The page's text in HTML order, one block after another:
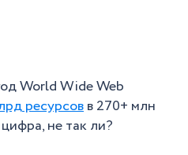
World Wide Web
ресурсовв 270+ млн
не так ли?